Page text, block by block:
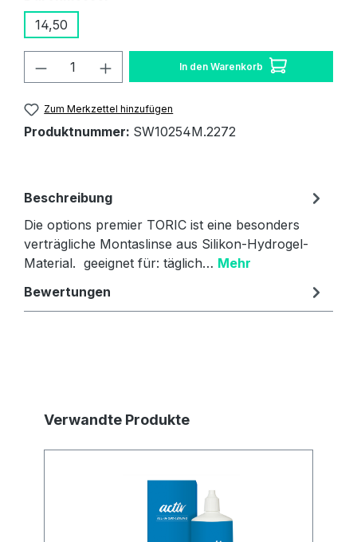
14,50
Produkt Anzahl: Gib den
In den Warenkorb
Zum Merkzettel hinzufügen
Produktnummer: SW10254M.2272
Beschreibung
Die options premier TORIC ist eine besonders
verträgliche Montaslinse aus Silikon-Hydrogel-
Material. geeignet für: täglich… Mehr
Bewertungen
Produktgalerie überspringen
Verwandte Produkte